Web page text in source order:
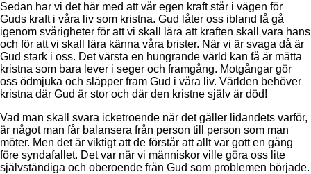
Sedan har vi det här med att vår egen kraft står i vägen för
Guds kraft i våra liv som kristna. Gud låter oss ibland få gå
igenom svårigheter för att vi skall lära att kraften skall vara hans
och för att vi skall lära känna våra brister. När vi är svaga då är
Gud stark i oss. Det värsta en hungrande värld kan få är mätta
kristna som bara lever i seger och framgång. Motgångar gör
oss ödmjuka och släpper fram Gud i våra liv. Världen behöver
kristna där Gud är stor och där den kristne själv är död!
Vad man skall svara icketroende när det gäller lidandets varför,
är något man får balansera från person till person som man
möter. Men det är viktigt att de förstår att allt var gott en gång
före syndafallet. Det var när vi människor ville göra oss lite
självständiga och oberoende från Gud som problemen började.